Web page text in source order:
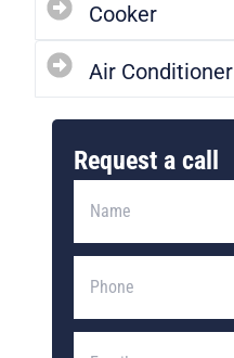
Cooker
Air Conditioner
Request a call